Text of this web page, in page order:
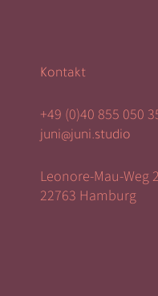
Kontakt
+49 (0)40 855 050
juni@juni.studio
Leonore-Mau-Weg 2
22763 Hamburg